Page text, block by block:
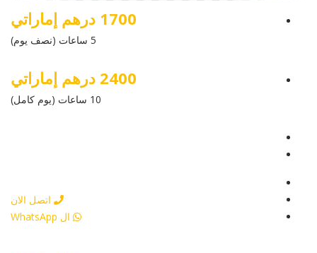
1700 درهم إماراتي
5 ساعات (نصف يوم)
2400 درهم إماراتي
10 ساعات (يوم كامل)
اتصل الان
ال WhatsApp